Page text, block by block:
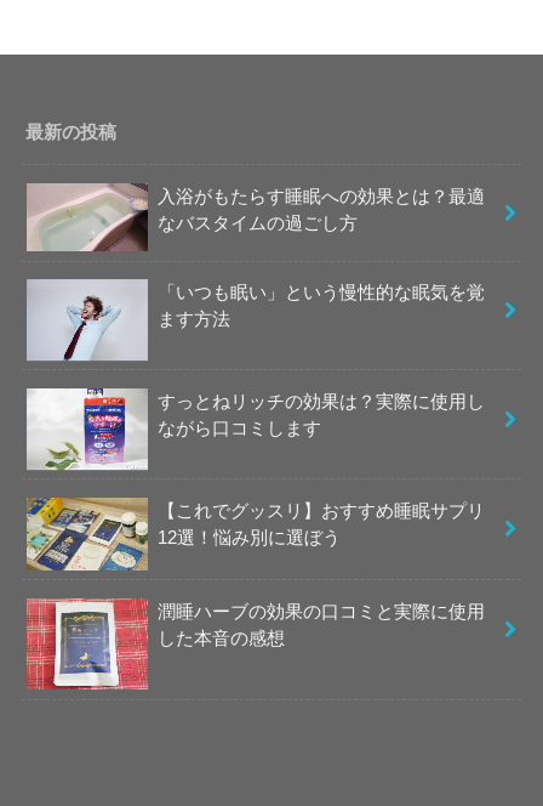
最新の投稿
入浴がもたらす睡眠への効果とは？最適
なバスタイムの過ごし方
「いつも眠い」という慢性的な眠気を覚
ます方法
すっとねリッチの効果は？実際に使用し
ながら口コミします
【これでグッスリ】おすすめ睡眠サプリ
12選！悩み別に選ぼう
潤睡ハーブの効果の口コミと実際に使用
した本音の感想